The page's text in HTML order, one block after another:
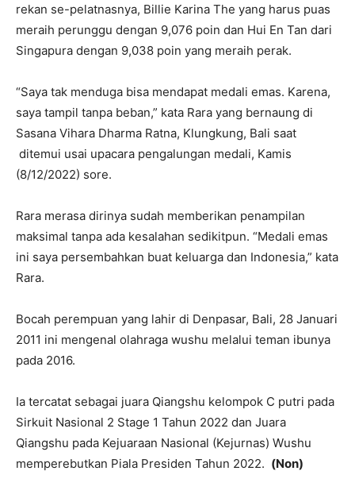
rekan se-pelatnasnya, Billie Karina The yang harus puas
meraih perunggu dengan 9,076 poin dan Hui En Tan dari
Singapura dengan 9,038 poin yang meraih perak.
“Saya tak menduga bisa mendapat medali emas. Karena,
saya tampil tanpa beban,” kata Rara yang bernaung di
Sasana Vihara Dharma Ratna, Klungkung, Bali saat
ditemui usai upacara pengalungan medali, Kamis
(8/12/2022) sore.
Rara merasa dirinya sudah memberikan penampilan
maksimal tanpa ada kesalahan sedikitpun. “Medali emas
ini saya persembahkan buat keluarga dan Indonesia,” kata
Rara.
Bocah perempuan yang lahir di Denpasar, Bali, 28 Januari
2011 ini mengenal olahraga wushu melalui teman ibunya
pada 2016.
Ia tercatat sebagai juara Qiangshu kelompok C putri pada
Sirkuit Nasional 2 Stage 1 Tahun 2022 dan Juara
Qiangshu pada Kejuaraan Nasional (Kejurnas) Wushu
memperebutkan Piala Presiden Tahun 2022. (Non)